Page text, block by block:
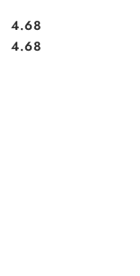
Cena:
4.68
Cena:
4.68